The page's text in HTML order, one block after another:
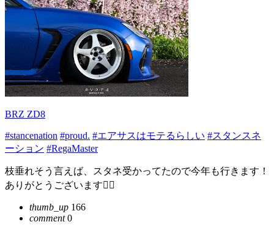
BRZ ZD8
#stancenation #proud. #エアサスはモテるらしい #スタンスネ
ーション #RegaMaster
枝垂れそう言えば、スタネ受かってたので今年も行きます！
ありがとうございます🙇‍♂️
thumb_up 166
comment0